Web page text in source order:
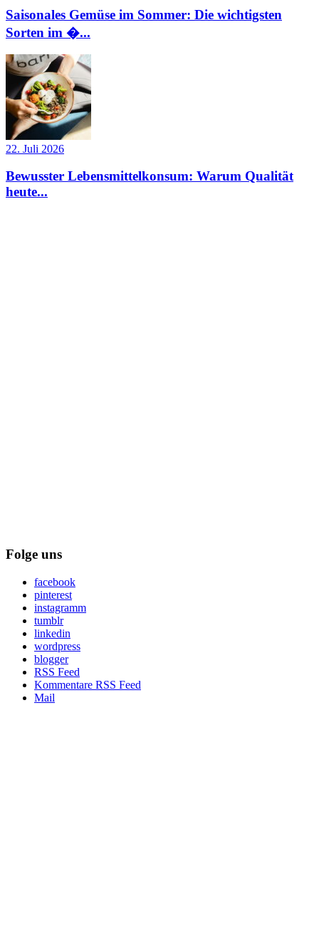
Saisonales Gemüse im Sommer: Die wichtigsten
Sorten im �...
22. Juli 2026
Bewusster Lebensmittelkonsum: Warum Qualität
heute...
Folge uns
facebook
pinterest
instagramm
tumblr
linkedin
wordpress
blogger
RSS Feed
Kommentare RSS Feed
Mail